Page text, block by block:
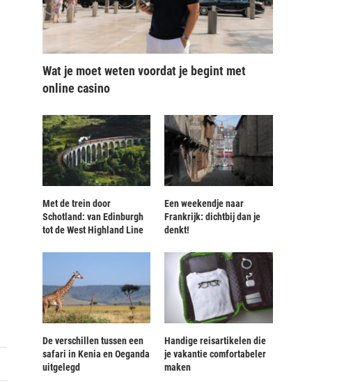
Wat je moet weten voordat je begint met
online casino
Met de trein door
Schotland: van Edinburgh
tot de West Highland Line
Een weekendje naar
Frankrijk: dichtbij dan je
denkt!
De verschillen tussen een
safari in Kenia en Oeganda
uitgelegd
Handige reisartikelen die
je vakantie comfortabeler
maken